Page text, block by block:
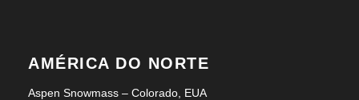
AMÉRICA DO NORTE
Aspen Snowmass – Colorado, EUA